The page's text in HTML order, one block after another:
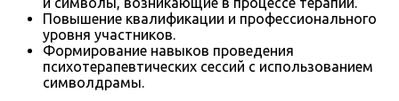
Повышение квалификации и профессионального
уровня участников.
Формирование навыков проведения
психотерапевтических сессий с использованием
символдрамы.